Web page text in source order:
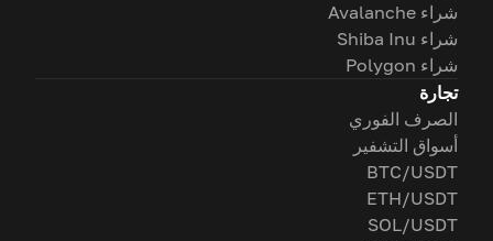
شراء Avalanche
شراء Shiba Inu
شراء Polygon
تجارة
الصرف الفوري
أسواق التشفير
BTC/USDT
ETH/USDT
SOL/USDT